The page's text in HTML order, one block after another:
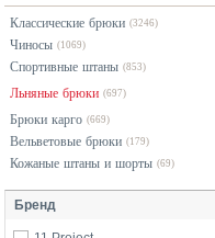
Классические брюки (3246)
Чиносы (1069)
Спортивные штаны (853)
Льняные брюки (697)
Брюки карго (669)
Вельветовые брюки (179)
Кожаные штаны и шорты (69)
Бренд